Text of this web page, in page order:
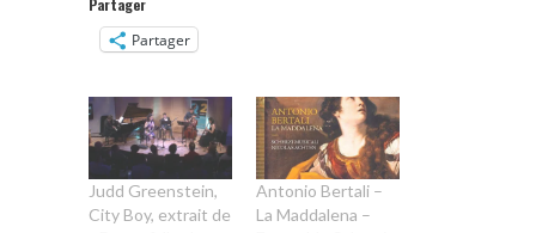
Partager
Partager
Judd Greenstein,
City Boy, extrait de
Antonio Bertali –
La Maddalena –